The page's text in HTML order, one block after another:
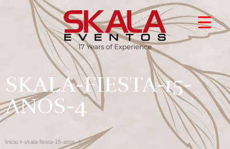
SKALA-FIESTA-15-
ANOS-4
Inicio » skala-fiesta-15-anos-4